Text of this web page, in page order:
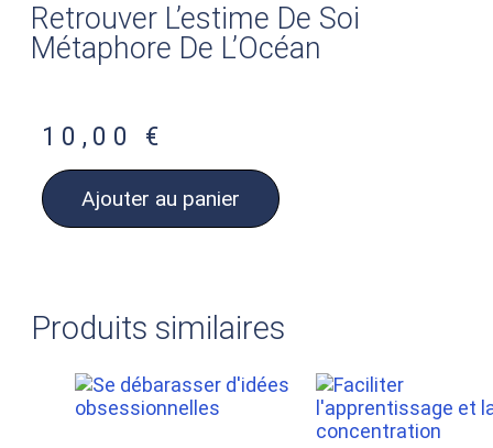
Retrouver L’estime De Soi
Métaphore De L’Océan
10,00 €
Ajouter au panier
Produits similaires